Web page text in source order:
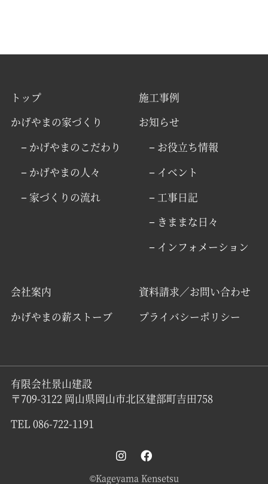
トップ
かげやまの家づくり
− かげやまのこだわり
− かげやまの人々
− 家づくりの流れ
施工事例
お知らせ
− お役立ち情報
− イベント
− 工事日記
− きままな日々
− インフォメーション
会社案内
かげやまの薪ストーブ
資料請求／お問い合わせ
プライバシーポリシー
有限会社景山建設
〒709-3122 岡山県岡山市北区建部町吉田758
TEL 086-722-1191
©Kageyama Kensetsu